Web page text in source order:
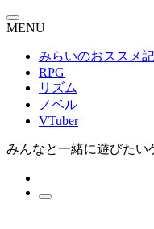
MENU
みらいのおススメ
RPG
リズム
ノベル
VTuber
みんなと一緒に遊びたい